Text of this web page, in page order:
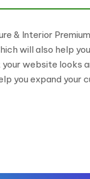
& Interior
will also help
website looks
you expand your